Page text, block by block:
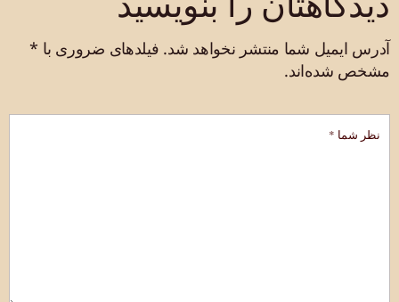
آدرس ایمیل شما منتشر نخواهد شد. فیلدهای ضروری با *
مشخص شده‌اند.